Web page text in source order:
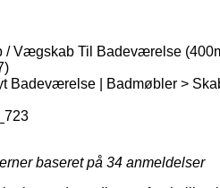
/ Vægskab Til Badeværelse
Badeværelse | Badmøbler >
baseret på 34 anmeldelser